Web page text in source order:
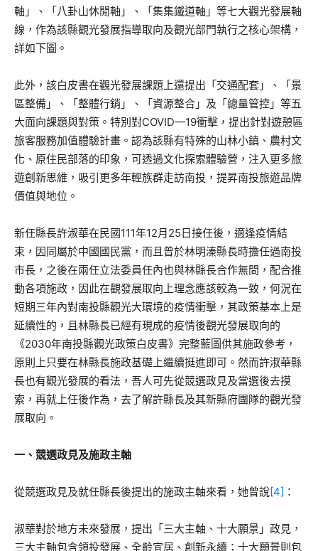
軸」、「八卦山休閒軸」、「集集鐵道軸」等七大觀光發展軸
線，作為該縣觀光發展指導取向及觀光部門執行之核心架構，
詳如下圖。
此外，該白皮書在觀光發展課題上還提出「交通配套」、「景
區整備」、「整體行銷」、「資源整合」及「總量管控」等五
大面向課題與對策。特別對COVID—19衝擊，提出針對遊憩區
旅客服務加值體驗計畫。認為該縣有特殊的山林小鎮、農村文
化、原住民部落的印象，可透過文化探索體驗營，注入更多旅
遊創新思維，吸引更多年輕族群走訪南投，提昇南投旅遊品牌
價值與地位。
新任縣長許淑華在民國111年12月25日接任後，適逢疫情結
束，因同屬於中國國民黨，而且曾於林明溱縣長時擔任過南投
市長，之後在兩任立法委員任內也與林縣長合作無間，配合推
動各項施政，因此在觀發展取向上理念應該較為一致，何況在
短期三年內對南投縣觀光大環境的疫情衝擊，其政策基本上是
延續性的，且林縣長已經有現成的疫情後觀光發展取向的
《2030年南投縣觀光政策白皮書》完整藍圖供其施政參考，
原則上只要在林縣長施政基礎上繼續挺進即可。然而許淑華縣
長也有觀光發展的看法，吾人可先從競選政見及當選後去摸
索，再就上任後作為，去了解許縣長及其新縣府團隊的觀光發
展取向。
一、競選政見及施政主軸
從競選政見及就任縣長後提出的施政主軸來看，她曾說[4] ：
淑華對於地方未來發展，提出「三大主軸、十大願景」政見，
三大主軸包含領投發展、全齡宜居、創新永續；十大願景則包